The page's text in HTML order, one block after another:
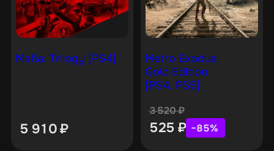
Mafia: Trilogy [PS4]
5 910₽
Metro Exodus:
Gold Edition
[PS4, PS5]
3 520₽
525 ₽ −85%